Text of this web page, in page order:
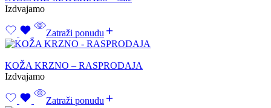
Izdvajamo
Zatraži ponudu
KOŽA KRZNO – RASPRODAJA
Izdvajamo
Zatraži ponudu